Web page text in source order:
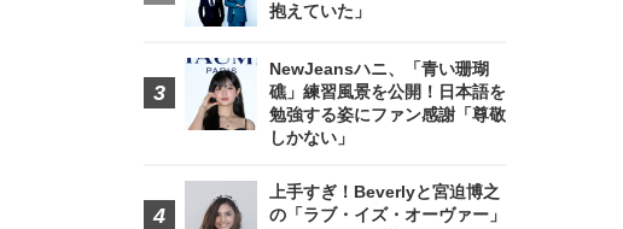
抱えていた」
NewJeansハニ、「青い珊瑚
礁」練習風景を公開！日本語を
勉強する姿にファン感謝「尊敬
しかない」
上手すぎ！Beverlyと宮迫博之
の「ラブ・イズ・オーヴァー」